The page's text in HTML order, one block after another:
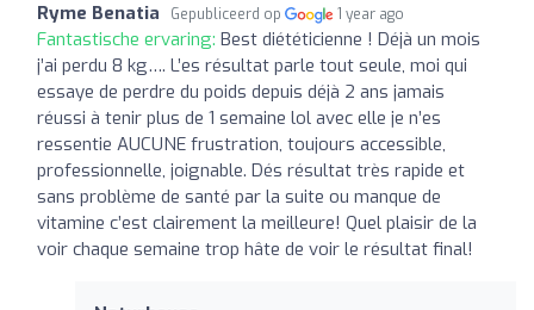
Ryme Benatia Gepubliceerd op 1 year ago
Fantastische ervaring: Best diététicienne ! Déjà un mois
j’ai perdu 8 kg…. L’es résultat parle tout seule, moi qui
essaye de perdre du poids depuis déjà 2 ans jamais
réussi à tenir plus de 1 semaine lol avec elle je n’es
ressentie AUCUNE frustration, toujours accessible,
professionnelle, joignable. Dés résultat très rapide et
sans problème de santé par la suite ou manque de
vitamine c’est clairement la meilleure! Quel plaisir de la
voir chaque semaine trop hâte de voir le résultat final!